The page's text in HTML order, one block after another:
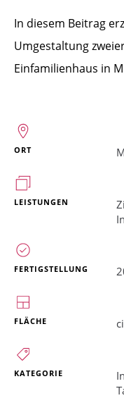
In diesem Beitrag
Umgestaltung
Einfamilienhaus in
ORT
LEISTUNGEN
FERTIGSTELLUNG
FLÄCHE
KATEGORIE